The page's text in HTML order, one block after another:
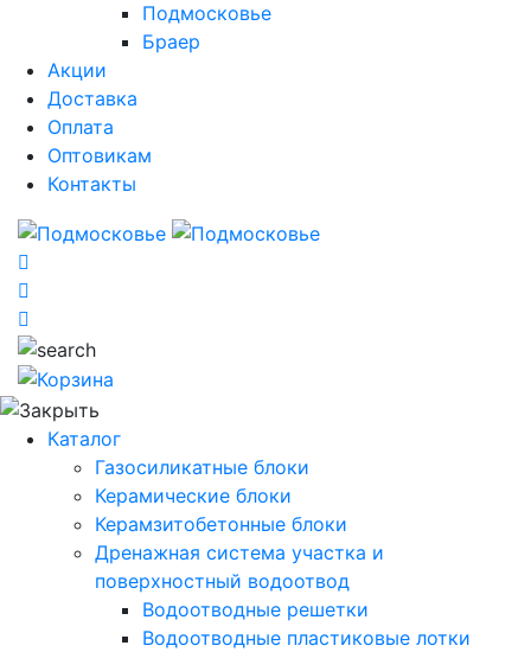
Подмосковье
Браер
Акции
Доставка
Оплата
Оптовикам
Контакты
Каталог
Газосиликатные блоки
Керамические блоки
Керамзитобетонные блоки
Дренажная система участка и
поверхностный водоотвод
Водоотводные решетки
Водоотводные пластиковые лотки